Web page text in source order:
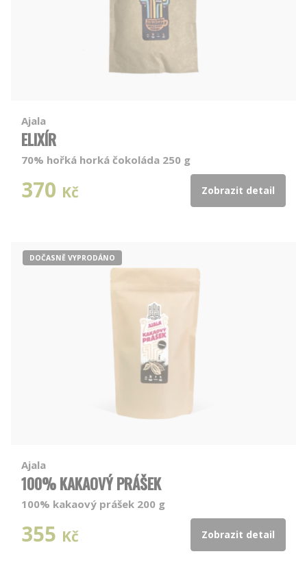
Ajala
ELIXÍR
70% hořká horká čokoláda 250 g
370 Kč Zobrazit detail
DOČASNĚ VYPRODÁNO
Ajala
100% KAKAOVÝ PRÁŠEK
100% kakaový prášek 200 g
355 Kč Zobrazit detail